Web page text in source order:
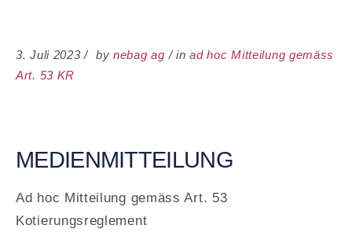
3. Juli 2023 by nebag ag inad hoc Mit­teilung gemäss
Art. 53 KR
MEDIENMITTEILUNG
Ad hoc Mitteilung gemäss Art. 53
Kotierungsreglement